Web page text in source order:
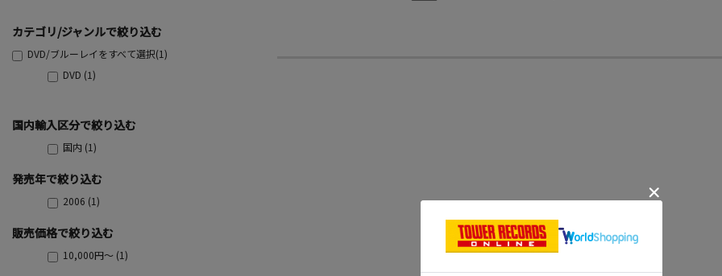
カテゴリ/ジャンルで絞り込む
DVD/ブルーレイをすべて選択(1)
DVD (1)
国内輸入区分で絞り込む
国内 (1)
発売年で絞り込む
2006 (1)
販売価格で絞り込む
10,000円～ (1)